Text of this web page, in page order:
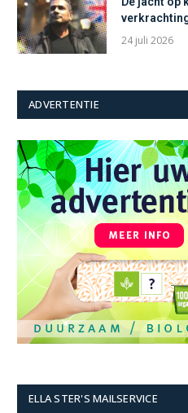
24 juli 2026
ADVERTENTIE
ELLA STER'S MAILSERVICE